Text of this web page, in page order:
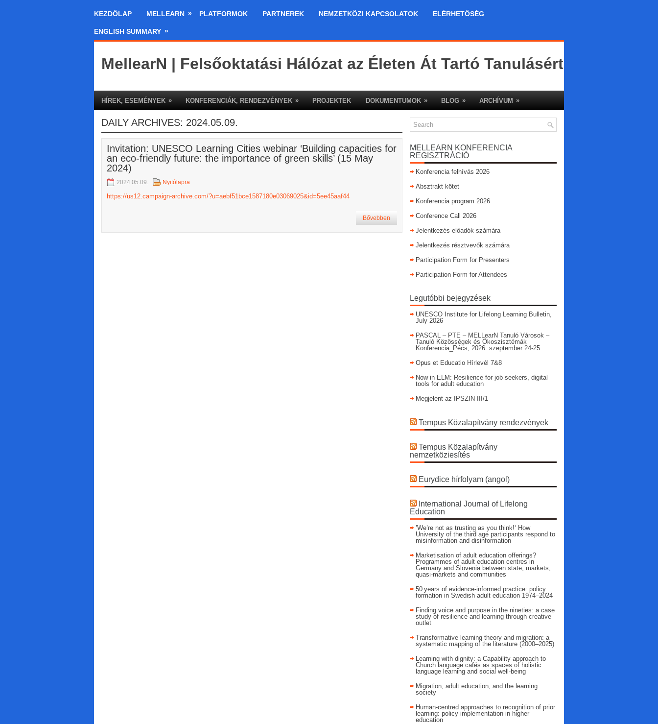
KEZDŐLAP MELLEARN » PLATFORMOK PARTNEREK NEMZETKÖZI KAPCSOLATOK ELÉRHETŐSÉG
ENGLISH SUMMARY »
MellearN | Felsőoktatási Hálózat az Életen Át Tartó Tanulásért
HÍREK, ESEMÉNYEK » KONFERENCIÁK, RENDEZVÉNYEK » PROJEKTEK DOKUMENTUMOK » BLOG » ARCHÍVUM »
DAILY ARCHIVES: 2024.05.09.
Invitation: UNESCO Learning Cities webinar ‘Building capacities for
an eco-friendly future: the importance of green skills’ (15 May
2024)
2024.05.09. Nyitólapra
https://us12.campaign-archive.com/?u=aebf51bce1587180e03069025&id=5ee45aaf44
Bővebben
MELLEARN KONFERENCIA
REGISZTRÁCIÓ
Konferencia felhívás 2026
Absztrakt kötet
Konferencia program 2026
Conference Call 2026
Jelentkezés előadók számára
Jelentkezés résztvevők számára
Participation Form for Presenters
Participation Form for Attendees
Legutóbbi bejegyzések
UNESCO Institute for Lifelong Learning Bulletin,
July 2026
PASCAL – PTE – MELLearN Tanuló Városok –
Tanuló Közösségek és Ökoszisztémák
Konferencia_Pécs, 2026. szeptember 24-25.
Opus et Educatio Hírlevél 7&8
Now in ELM: Resilience for job seekers, digital
tools for adult education
Megjelent az IPSZIN III/1
Tempus Közalapítvány rendezvények
Tempus Közalapítvány
nemzetköziesítés
Eurydice hírfolyam (angol)
International Journal of Lifelong
Education
’We’re not as trusting as you think!‘ How
University of the third age participants respond to
misinformation and disinformation
Marketisation of adult education offerings?
Programmes of adult education centres in
Germany and Slovenia between state, markets,
quasi-markets and communities
50 years of evidence‑informed practice: policy
formation in Swedish adult education 1974–2024
Finding voice and purpose in the nineties: a case
study of resilience and learning through creative
outlet
Transformative learning theory and migration: a
systematic mapping of the literature (2000–2025)
Learning with dignity: a Capability approach to
Church language cafés as spaces of holistic
language learning and social well-being
Migration, adult education, and the learning
society
Human-centred approaches to recognition of prior
learning: policy implementation in higher
education